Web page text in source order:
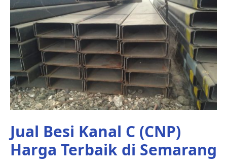
Jual Besi Kanal C (CNP)
Harga Terbaik di Semarang